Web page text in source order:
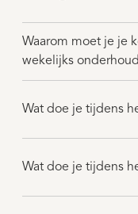
Waarom moet je je
wekelijks
Wat doe je tijdens
Wat doe je tijdens